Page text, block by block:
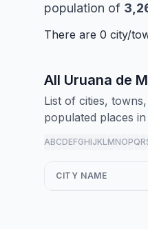
population of
There are 0 city/
All Uruana de
List of cities,
populated places
ABCDEFGHIJKLMNOPQR
CITY NAME